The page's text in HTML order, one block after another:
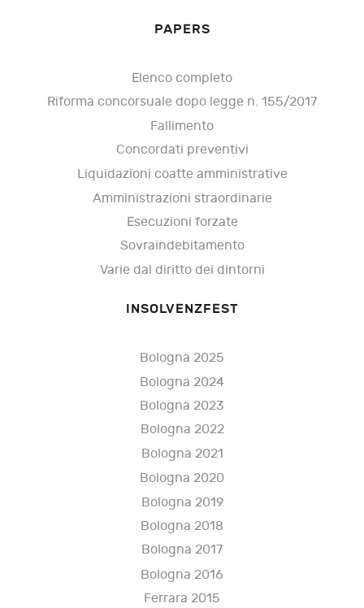
PAPERS
Elenco completo
Riforma concorsuale dopo legge n. 155/2017
Fallimento
Concordati preventivi
Liquidazioni coatte amministrative
Amministrazioni straordinarie
Esecuzioni forzate
Sovraindebitamento
Varie dal diritto dei dintorni
INSOLVENZFEST
Bologna 2025
Bologna 2024
Bologna 2023
Bologna 2022
Bologna 2021
Bologna 2020
Bologna 2019
Bologna 2018
Bologna 2017
Bologna 2016
Ferrara 2015